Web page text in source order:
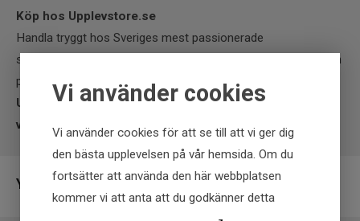
Vi använder cookies
Vi använder cookies för att se till att vi ger dig
den bästa upplevelsen på vår hemsida. Om du
fortsätter att använda den här webbplatsen
kommer vi att anta att du godkänner detta
Köp hos Upplevstore.se
Handla tryggt hos Sveriges mest passionerade
sportfiskebutik online. Vi erbjuder snabb leverans, fri retur och
personlig service.
Köp din Alces Jakt- och Fiskekniv hos
Upplevstore.se idag och ha rätt utrustning när äventyret
väntar!
Ytterligare information